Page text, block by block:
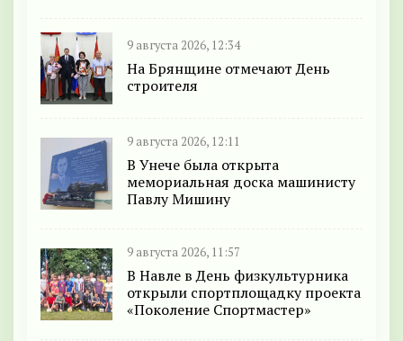
9 августа 2026, 12:34
На Брянщине отмечают День
строителя
9 августа 2026, 12:11
В Унече была открыта
мемориальная доска машинисту
Павлу Мишину
9 августа 2026, 11:57
В Навле в День физкультурника
открыли спортплощадку проекта
«Поколение Спортмастер»